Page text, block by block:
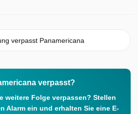
verpasst Panamericana
verpasst?
weitere Folge verpassen? Stellen
Alarm ein und erhalten Sie eine E-